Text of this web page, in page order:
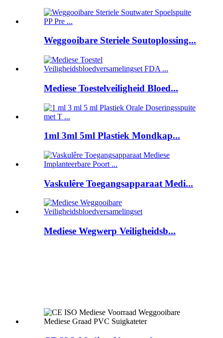
Weggooibare Steriele Soutoplossing...
Mediese Toestelveiligheid Bloed...
1ml 3ml 5ml Plastiek Mondkap...
Vaskulêre Toegangsapparaat Medi...
Mediese Wegwerp Veiligheidsb...